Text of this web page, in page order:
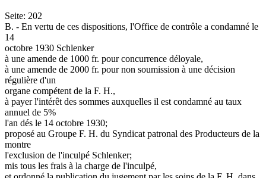
Seite: 202
B. - En vertu de ces dispositions, l'Office de contrôle a condamné le
14
octobre 1930 Schlenker
à une amende de 1000 fr. pour concurrence déloyale,
à une amende de 2000 fr. pour non soumission à une décision
régulière d'un
organe compétent de la F. H.,
à payer l'intérêt des sommes auxquelles il est condamné au taux
annuel de 5%
l'an dés le 14 octobre 1930;
proposé au Groupe F. H. du Syndicat patronal des Producteurs de la
montre
l'exclusion de l'inculpé Schlenker;
mis tous les frais à la charge de l'inculpé,